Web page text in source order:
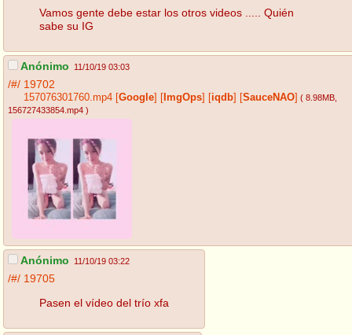
Vamos gente debe estar los otros videos ..... Quién
sabe su IG
Anónimo 11/10/19 03:03
/#/ 19702
157076301760.mp4 Google ImgOps iqdb SauceNAO ( 8.98MB,
156727433854.mp4 )
Anónimo 11/10/19 03:22
/#/ 19705
Pasen el vídeo del trío xfa